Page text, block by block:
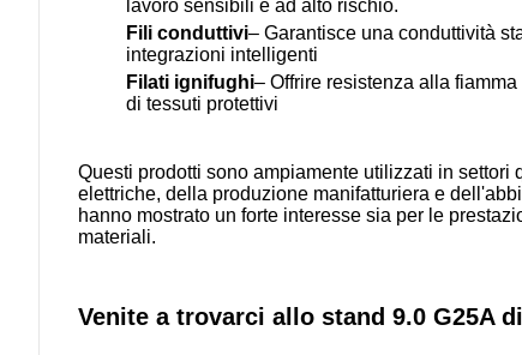
lavoro sensibili e ad alto rischio.
Fili conduttivi– Garantisce una conduttività
integrazioni intelligenti
Filati ignifughi– Offrire resistenza alla
di tessuti protettivi
Questi prodotti sono ampiamente utilizzati in
elettriche, della produzione manifatturiera e
hanno mostrato un forte interesse sia per le
materiali.
Venite a trovarci allo stand 9.0 G25A